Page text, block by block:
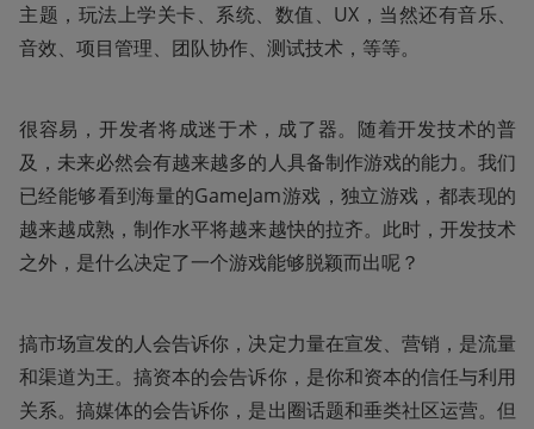
主题，玩法上学关卡、系统、数值、UX，当然还有音乐、
音效、项目管理、团队协作、测试技术，等等。
很容易，开发者将成迷于术，成了器。随着开发技术的普
及，未来必然会有越来越多的人具备制作游戏的能力。我们
已经能够看到海量的GameJam游戏，独立游戏，都表现的
越来越成熟，制作水平将越来越快的拉齐。此时，开发技术
之外，是什么决定了一个游戏能够脱颖而出呢？
搞市场宣发的人会告诉你，决定力量在宣发、营销，是流量
和渠道为王。搞资本的会告诉你，是你和资本的信任与利用
关系。搞媒体的会告诉你，是出圈话题和垂类社区运营。但